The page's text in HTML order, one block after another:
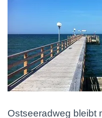
Ostseeradweg bleibt